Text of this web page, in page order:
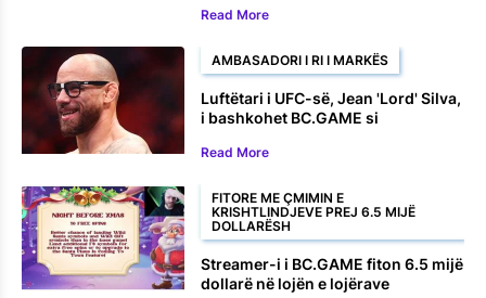
Read More
AMBASADORI I RI I MARKËS
Luftëtari i UFC-së, Jean 'Lord' Silva,
i bashkohet BC.GAME si
Read More
FITORE ME ÇMIMIN E
KRISHTLINDJEVE PREJ 6.5 MIJË
DOLLARËSH
Streamer-i i BC.GAME fiton 6.5 mijë
dollarë në lojën e lojërave